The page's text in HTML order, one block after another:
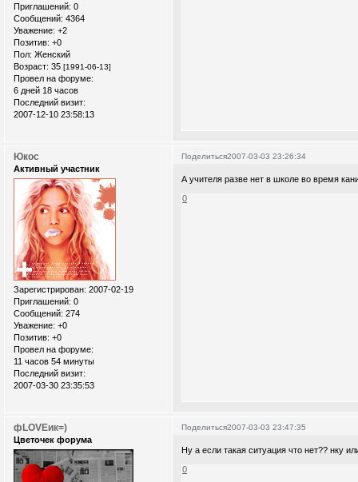
Приглашений: 0
Сообщений: 4364
Уважение: +2
Позитив: +0
Пол: Женский
Возраст: 35 [1991-06-13]
Провел на форуме:
6 дней 18 часов
Последний визит:
2007-12-10 23:58:13
Поделиться2007-03-03 23:26:34
Юкос
Активный участник
Зарегистрирован: 2007-02-19
Приглашений: 0
Сообщений: 274
Уважение: +0
Позитив: +0
Провел на форуме:
11 часов 54 минуты
Последний визит:
2007-03-30 23:35:53
А учителя разве нет в школе во время
0
Поделиться2007-03-03 23:47:35
фLOVEик=)
Цветочек форума
Ну а если такая ситуация что нет?? нку
0